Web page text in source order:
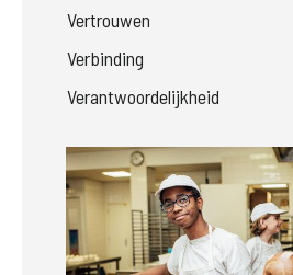
Vertrouwen
Verbinding
Verantwoordelijkheid
Groter